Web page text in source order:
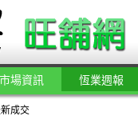
市場資訊 恆業週報
成交